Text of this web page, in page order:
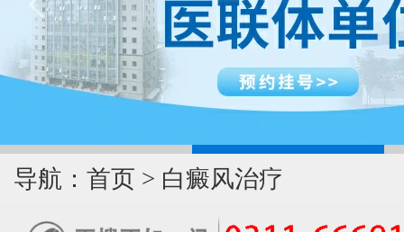
导航： 首页 > 白癜风治疗